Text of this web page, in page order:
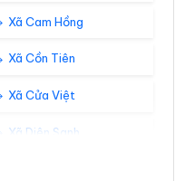
Xã Cam Hồng
Xã Cồn Tiên
Xã Cửa Việt
Xã Diên Sanh